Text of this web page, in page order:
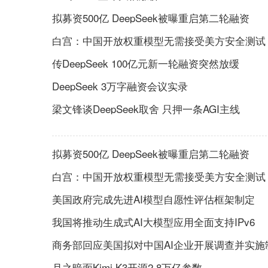
拟募资500亿 DeepSeek被曝重启第二轮融资
白宫：中国开放权重模型无需接受美方安全测试
传DeepSeek 100亿元新一轮融资突然放缓
DeepSeek 3万字融资会议实录
梁文锋谈DeepSeek取舍 只押一条AGI主线
拟募资500亿 DeepSeek被曝重启第二轮融资
白宫：中国开放权重模型无需接受美方安全测试
美国政府完成先进AI模型自愿性评估框架制定
我国将推动生成式AI大模型应用全面支持IPv6
商务部回应美国拟对中国AI企业开展调查并实